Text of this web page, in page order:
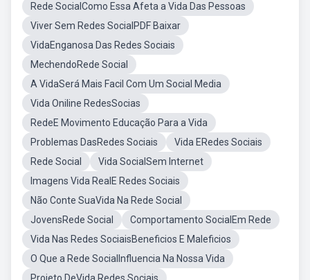
Rede SocialComo Essa Afeta a Vida Das Pessoas
Viver Sem Redes SocialPDF Baixar
VidaEnganosa Das Redes Sociais
MechendoRede Social
A VidaSerá Mais Facil Com Um Social Media
Vida Oniline RedesSocias
RedeE Movimento Educação Para a Vida
Problemas DasRedes Sociais
Vida ERedes Sociais
Rede Social
Vida SocialSem Internet
Imagens Vida RealE Redes Sociais
Não Conte SuaVida Na Rede Social
JovensRede Social
Comportamento SocialEm Rede
Vida Nas Redes SociaisBeneficios E Maleficios
O Que a Rede SocialInfluencia Na Nossa Vida